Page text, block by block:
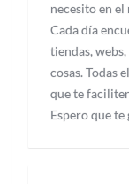
necesito en
Cada día
tiendas,
cosas. Todas
que te
Espero que te